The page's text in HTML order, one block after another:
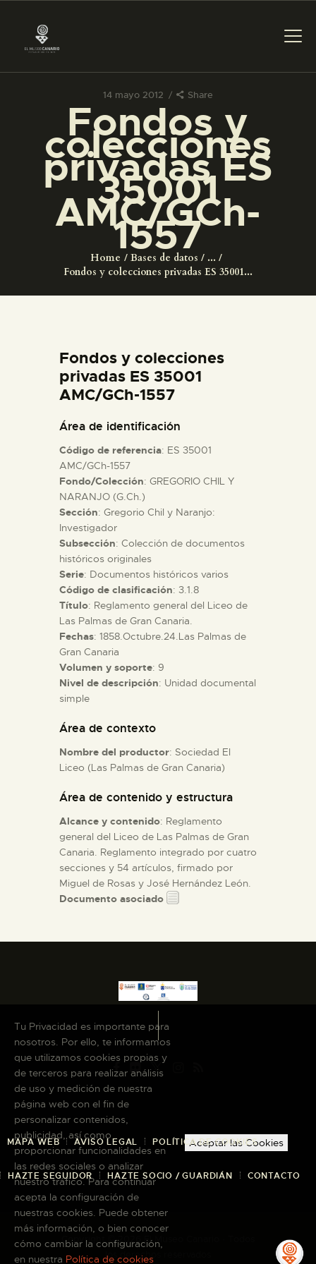
14 mayo 2012 Share
Fondos y
colecciones
privadas ES
35001
AMC/GCh-
1557
Home Bases de datos
...
Fondos y colecciones privadas ES 35001...
PREPARAR LA VISITA
ACTIVIDADES
█
EL MUSEO
ESPAÑOL
ACTIVIDADES
█
EL MUSEO
COLECCIONES
DIDÁCTICA
ESPAÑOL
Fondos y colecciones
privadas ES 35001
AMC/GCh-1557
Área de identificación
Código de referencia: ES 35001
AMC/GCh-1557
Fondo/Colección: GREGORIO CHIL Y
NARANJO (G.Ch.)
Sección: Gregorio Chil y Naranjo:
Investigador
Subsección: Colección de documentos
históricos originales
Serie: Documentos históricos varios
Código de clasificación: 3.1.8
Título: Reglamento general del Liceo de
Las Palmas de Gran Canaria.
Fechas: 1858.Octubre.24.Las Palmas de
Gran Canaria
Volumen y soporte: 9
Nivel de descripción: Unidad documental
simple
Área de contexto
Nombre del productor: Sociedad El
Liceo (Las Palmas de Gran Canaria)
Área de contenido y estructura
Alcance y contenido: Reglamento
general del Liceo de Las Palmas de Gran
Canaria. Reglamento integrado por cuatro
secciones y 54 artículos, firmado por
Miguel de Rosas y José Hernández León.
Documento asociado
MAPA WEB AVISO LEGAL POLÍTICA DE COOKIES
HAZTE SEGUIDOR HAZTE SOCIO / GUARDIÁN CONTACTO
Copyright © 2026 El Museo Canario · Todos
los derechos reservados
Tu Privacidad es importante para
nosotros. Por ello, te informamos
que utilizamos cookies propias y
de terceros para realizar análisis
de uso y medición de nuestra
página web con el fin de
personalizar contenidos,
publicidad, así como
proporcionar funcionalidades en
las redes sociales o analizar
nuestro tráfico. Para continuar
acepta la configuración de
nuestras cookies. Puede obtener
más información, o bien conocer
cómo cambiar la configuración,
en nuestra Política de cookies
Aceptar las Cookies